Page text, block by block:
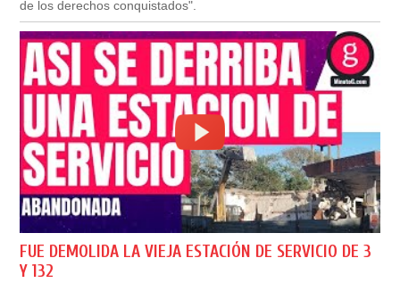
de los derechos conquistados".
FUE DEMOLIDA LA VIEJA ESTACIÓN DE SERVICIO DE 3
Y 132